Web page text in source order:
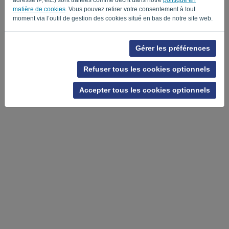
matière de cookies . Vous pouvez retirer votre consentement à tout
moment via l’outil de gestion des cookies situé en bas de notre site web.
Gérer les préférences
Refuser tous les cookies optionnels
Accepter tous les cookies optionnels